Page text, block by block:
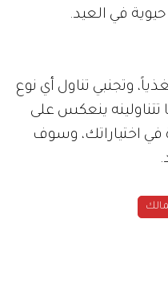
في العيد.
وتجنبي تناول أي نوع
ينعكس على
اختياراتك، وسوف